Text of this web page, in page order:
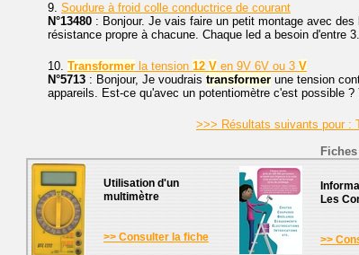
9. Soudure à froid colle conductrice de courant
N°13480 : Bonjour. Je vais faire un petit montage avec des
résistance propre à chacune. Chaque led a besoin d'entre
10. Transformer la tension 12 V en 9V 6V ou 3 V
N°5713 : Bonjour, Je voudrais transformer une tension
appareils. Est-ce qu'avec un potentiomètre c'est possible
>>> Résultats suivants pour :
Utilisation d'un
multimètre
>> Consulter la fiche
Les
>>